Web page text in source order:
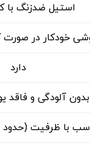
استیل ضدزنگ با
خودکار در
دارد
بدون آلودگی و فاقد
با ظرفیت (حدود ۱۵۰۰ تا ۲۰۰۰ وات)